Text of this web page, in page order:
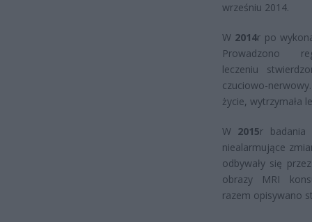
wrześniu 2014.
W 2014r po
Prowadzono
leczeniu
czuciowo-
życie, wytrzymała
W 2015r badania
niealarmujące
odbywały się
obrazy MRI
razem opisywano